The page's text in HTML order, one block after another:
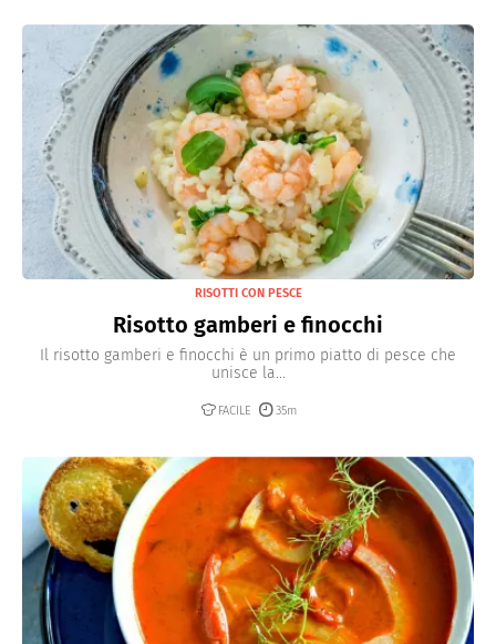
RISOTTI CON PESCE
Risotto gamberi e finocchi
Il risotto gamberi e finocchi è un primo piatto di pesce che
unisce la...
FACILE 35m